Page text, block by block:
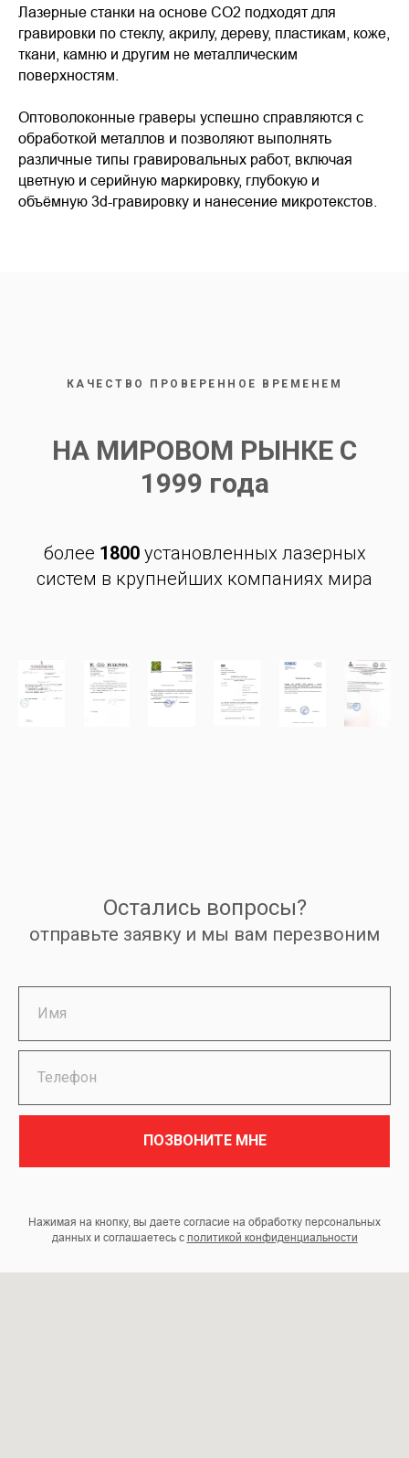
Лазерные станки на основе CO2 подходят для
гравировки по стеклу, акрилу, дереву, пластикам, коже,
ткани, камню и другим не металлическим
поверхностям.
Оптоволоконные граверы успешно справляются с
обработкой металлов и позволяют выполнять
различные типы гравировальных работ, включая
цветную и серийную маркировку, глубокую и
объёмную 3d-гравировку и нанесение микротекстов.
КАЧЕСТВО ПРОВЕРЕННОЕ ВРЕМЕНЕМ
НА МИРОВОМ РЫНКЕ С
1999 года
более 1800установленных лазерных
систем в крупнейших компаниях мира
Остались вопросы?
отправьте заявку и мы вам перезвоним
ПОЗВОНИТЕ МНЕ
Нажимая на кнопку, вы даете согласие на обработку персональных
данных и соглашаетесь c политикой конфиденциальности